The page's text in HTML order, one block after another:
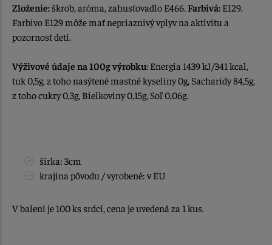
Zloženie: škrob, aróma, zahusťovadlo E466. Farbivá: E129.
Farbivo E129 môže mať nepriaznivý vplyv na aktivitu a
pozornosť detí.
Výživové údaje na 100g výrobku: Energia 1439 kJ/341 kcal,
tuk 0,5g, z toho nasýtené mastné kyseliny 0g, Sacharidy 84,5g,
z toho cukry 0,3g, Bielkoviny 0,15g, Soľ 0,06g.
šírka: 3cm
krajina pôvodu / vyrobené: v EU
V balení je 100 ks srdcí, cena je uvedená za 1 kus.